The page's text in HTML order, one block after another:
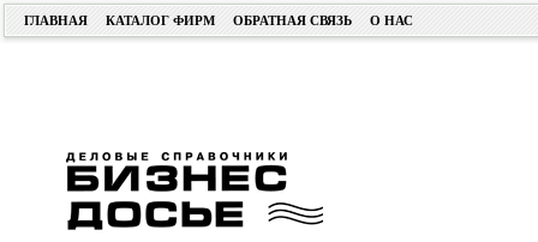
ГЛАВНАЯ КАТАЛОГ ФИРМ ОБРАТНАЯ СВЯЗЬ О НАС